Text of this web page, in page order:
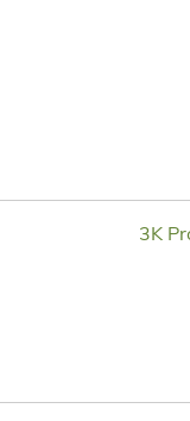
3K